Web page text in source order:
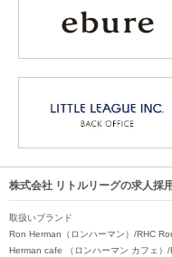
株式会社 リトルリーグの求人採
取扱いブランド
Ron Herman（ロンハーマン）/RHC
Herman cafe （ロンハーマン カフェ